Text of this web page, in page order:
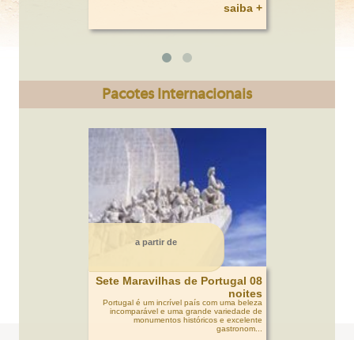
BAHAMAS / HOTEL ATLANTIS
saiba +
Pacotes Internacionais
a partir de
Sete Maravilhas de Portugal 08
noites
Portugal é um incrível país com uma beleza
incomparável e uma grande variedade de
monumentos históricos e excelente
gastronom...